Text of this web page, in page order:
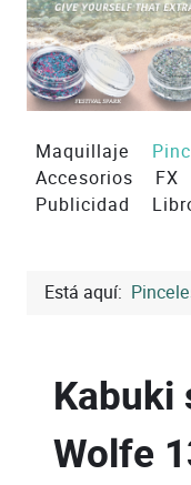
Maquillaje
Accesorios
FX
Publicidad
Está aquí:
Wolfe